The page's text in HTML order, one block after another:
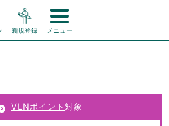
新規登録 メニュー
VLNポイント 対象